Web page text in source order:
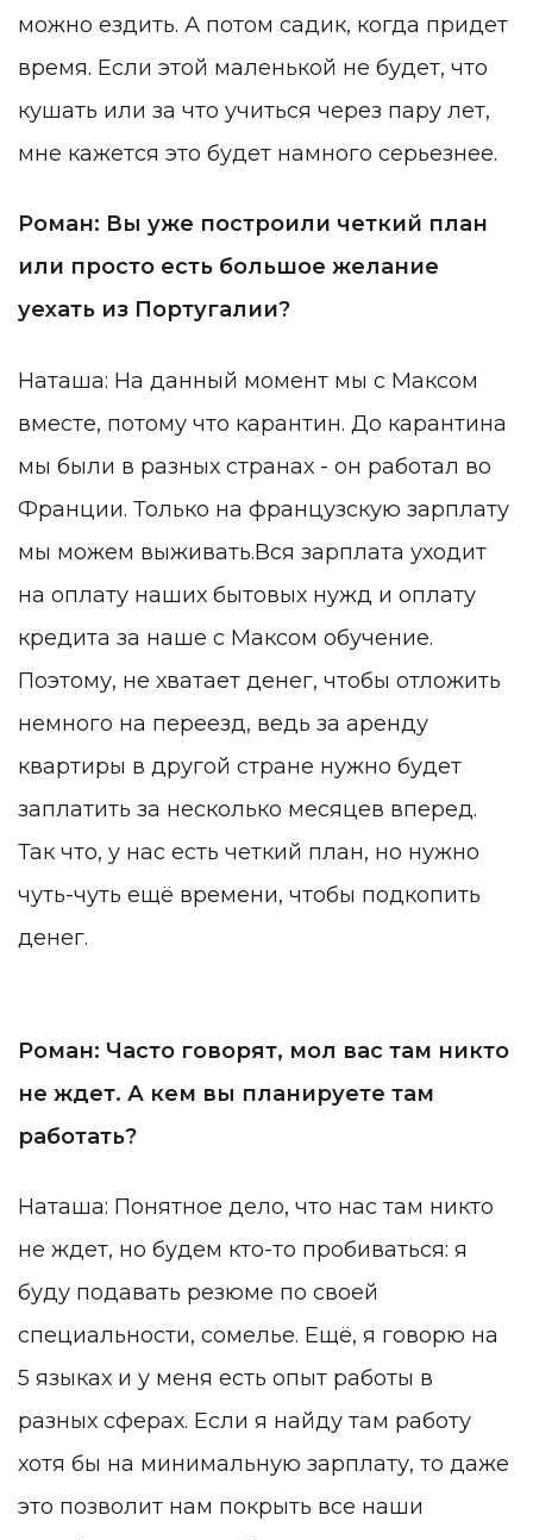
можно ездить. А потом садик, когда придет
время. Если этой маленькой не будет, что
кушать или за что учиться через пару лет,
мне кажется это будет намного серьезнее.
Роман: Вы уже построили четкий план
или просто есть большое желание
уехать из Португалии?
Наташа: На данный момент мы с Максом
вместе, потому что карантин. До карантина
мы были в разных странах - он работал во
Франции. Только на французскую зарплату
мы можем выживать.Вся зарплата уходит
на оплату наших бытовых нужд и оплату
кредита за наше с Максом обучение.
Поэтому, не хватает денег, чтобы отложить
немного на переезд, ведь за аренду
квартиры в другой стране нужно будет
заплатить за несколько месяцев вперед.
Так что, у нас есть четкий план, но нужно
чуть-чуть ещё времени, чтобы подкопить
денег.
Роман: Часто говорят, мол вас там никто
не ждет. А кем вы планируете там
работать?
Наташа: Понятное дело, что нас там никто
не ждет, но будем кто-то пробиваться: я
буду подавать резюме по своей
специальности, сомелье. Ещё, я говорю на
5 языках и у меня есть опыт работы в
разных сферах. Если я найду там работу
хотя бы на минимальную зарплату, то даже
это позволит нам покрыть все наши